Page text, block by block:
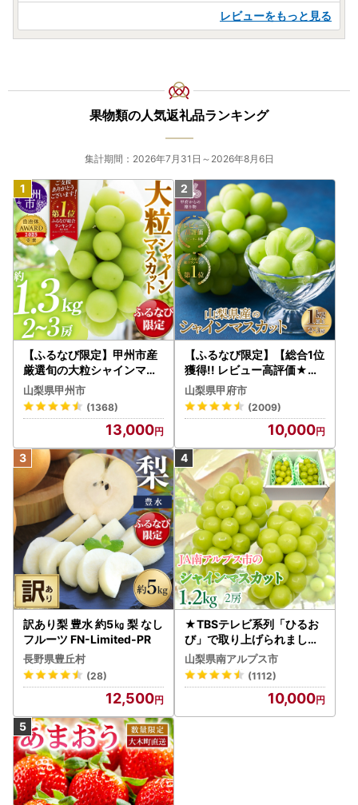
レビューをもっと見る
果物類の人気返礼品ランキング
集計期間：2026年7月31日～2026年8月6日
【ふるなび限定】甲州市産
厳選旬の大粒シャインマス
カット 約1.3kg 2～3房【2
026年発送】（MG）B12-
472 FN-Limited-VO シャ
インマスカット フルーツ
山梨県甲州市
(1368)
13,000
【ふるなび限定】【総合1位
獲得!! レビュー高評価★】
〈2026年度配送分〉山梨
県産 シャインマスカット 2
～3房（1.0kg以上）シャイ
ン フルーツ FN-Limited-S
P
山梨県甲府市
(2009)
10,000
訳あり梨 豊水 約5㎏ 梨 なし
フルーツ FN-Limited-PR
長野県豊丘村
(28)
12,500
★TBSテレビ系列「ひるお
び」で取り上げられました
！★＜2026年発送先行予
約＞絶品！南アルプス市産
シャインマスカット1.2kg A
LPAA003 | 人気 山梨産 高
評価 ランキング おすすめ |
山梨県南アルプス市
(1112)
10,000